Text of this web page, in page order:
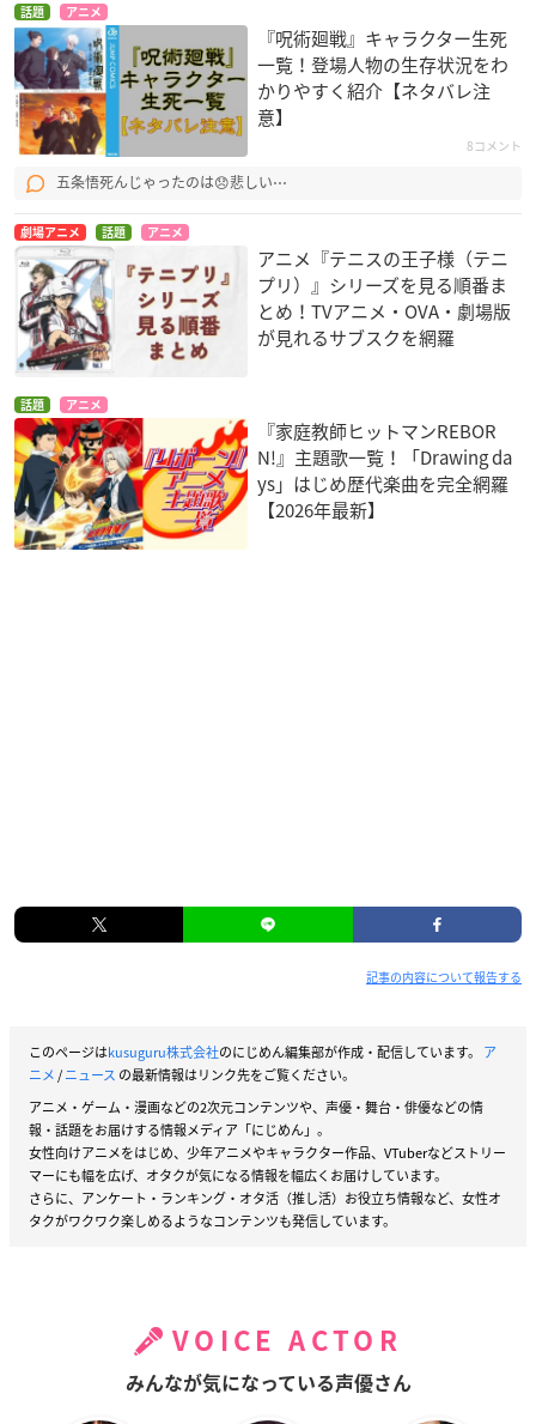
話題 アニメ
『呪術廻戦』キャラクター生死
一覧！登場人物の生存状況をわ
かりやすく紹介【ネタバレ注
意】
8コメント
五条悟死んじゃったのは😞悲しい⋯
劇場アニメ 話題 アニメ
アニメ『テニスの王子様（テニ
プリ）』シリーズを見る順番ま
とめ！TVアニメ・OVA・劇場版
が見れるサブスクを網羅
話題 アニメ
『家庭教師ヒットマンREBOR
N!』主題歌一覧！「Drawing da
ys」はじめ歴代楽曲を完全網羅
【2026年最新】
記事の内容について報告する
このページはkusuguru株式会社のにじめん編集部が作成・配信しています。 ア
ニメ/ニュース の最新情報はリンク先をご覧ください。
アニメ・ゲーム・漫画などの2次元コンテンツや、声優・舞台・俳優などの情
報・話題をお届けする情報メディア「にじめん」。
女性向けアニメをはじめ、少年アニメやキャラクター作品、VTuberなどストリー
マーにも幅を広げ、オタクが気になる情報を幅広くお届けしています。
さらに、アンケート・ランキング・オタ活（推し活）お役立ち情報など、女性オ
タクがワクワク楽しめるようなコンテンツも発信しています。
VOICE ACTOR
みんなが気になっている声優さん